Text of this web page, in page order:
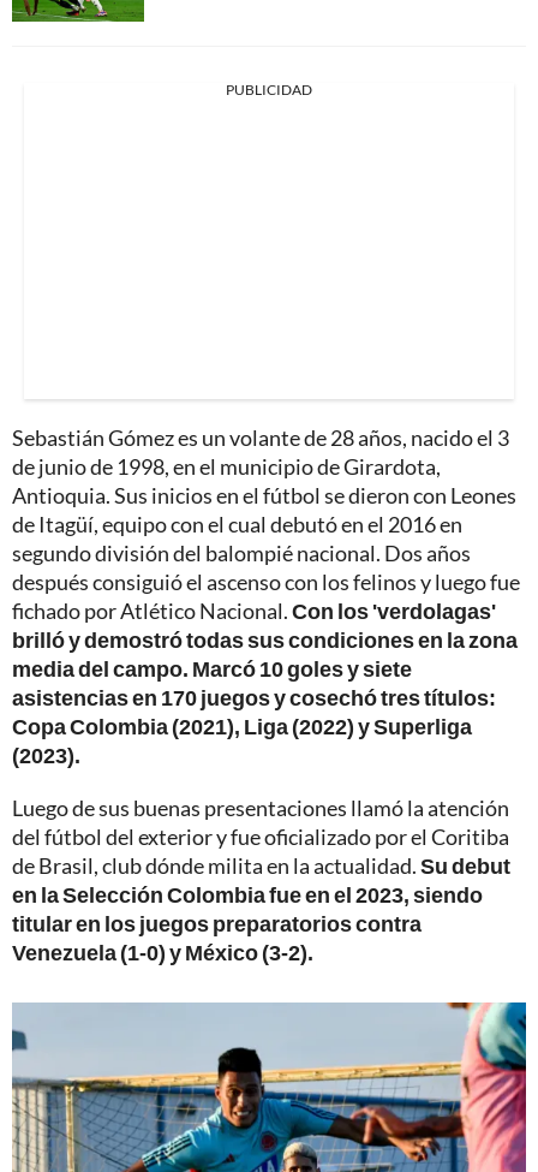
PUBLICIDAD
Sebastián Gómez es un volante de 28 años, nacido el 3
de junio de 1998, en el municipio de Girardota,
Antioquia. Sus inicios en el fútbol se dieron con Leones
de Itagüí, equipo con el cual debutó en el 2016 en
segundo división del balompié nacional. Dos años
después consiguió el ascenso con los felinos y luego fue
fichado por Atlético Nacional.Con los 'verdolagas'
brilló y demostró todas sus condiciones en la zona
media del campo. Marcó 10 goles y siete
asistencias en 170 juegos y cosechó tres títulos:
Copa Colombia (2021), Liga (2022) y Superliga
(2023).
Luego de sus buenas presentaciones llamó la atención
del fútbol del exterior y fue oficializado por el Coritiba
de Brasil, club dónde milita en la actualidad.Su debut
en la Selección Colombia fue en el 2023, siendo
titular en los juegos preparatorios contra
Venezuela (1-0) y México (3-2).